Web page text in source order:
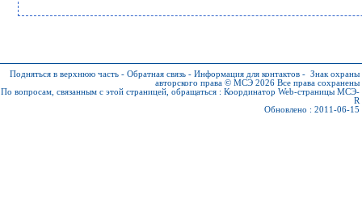
Подняться в верхнюю часть - Обратная связь - Информация для контактов - Знак охраны
авторского права © МСЭ 2026 Все права сохранены
По вопросам, связанным с этой страницей, обращаться : Координатор Web-страницы МСЭ-
R
Обновлено : 2011-06-15